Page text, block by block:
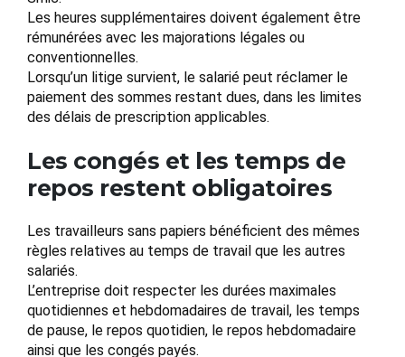
Les heures supplémentaires doivent également être
rémunérées avec les majorations légales ou
conventionnelles.
Lorsqu’un litige survient, le salarié peut réclamer le
paiement des sommes restant dues, dans les limites
des délais de prescription applicables.
Les congés et les temps de
repos restent obligatoires
Les travailleurs sans papiers bénéficient des mêmes
règles relatives au temps de travail que les autres
salariés.
L’entreprise doit respecter les durées maximales
quotidiennes et hebdomadaires de travail, les temps
de pause, le repos quotidien, le repos hebdomadaire
ainsi que les congés payés.